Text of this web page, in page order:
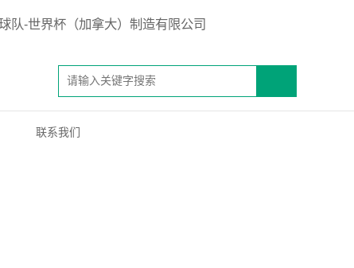
联系我们